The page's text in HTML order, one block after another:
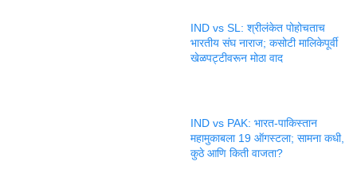
IND vs SL: श्रीलंकेत पोहोचताच
भारतीय संघ नाराज; कसोटी मालिकेपूर्वी
खेळपट्टीवरून मोठा वाद
IND vs PAK: भारत-पाकिस्तान
महामुकाबला 19 ऑगस्टला; सामना कधी,
कुठे आणि किती वाजता?